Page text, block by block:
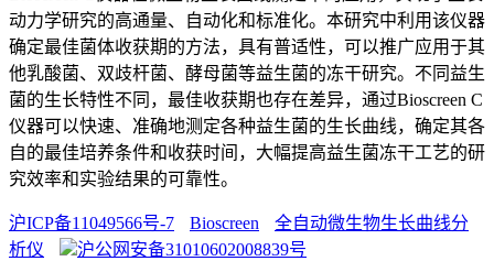
动力学研究的高通量、自动化和标准化。本研究中利用该仪器
确定最佳菌体收获期的方法，具有普适性，可以推广应用于其
他乳酸菌、双歧杆菌、酵母菌等益生菌的冻干研究。不同益生
菌的生长特性不同，最佳收获期也存在差异，通过Bioscreen C
仪器可以快速、准确地测定各种益生菌的生长曲线，确定其各
自的最佳培养条件和收获时间，大幅提高益生菌冻干工艺的研
究效率和实验结果的可靠性。
沪ICP备11049566号-7 Bioscreen
全自动微生物生长曲线分
析仪
沪公网安备31010602008839号